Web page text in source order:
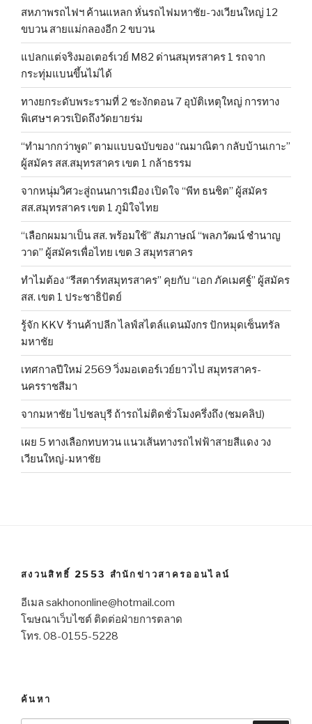
สหภาพรถไฟฯ ค้านแหลก หั่นรถไฟมหาชัย-วงเวียนใหญ่ 12
ขบวน สายแม่กลองอีก 2 ขบวน
แปลกแต่จริงมอเตอร์เวย์ M82 ด่านสมุทรสาคร 1 รถจาก
กระทุ่มแบนขึ้นไม่ได้
ทางยกระดับพระรามที่ 2 ชะงักตอน 7 อุบัติเหตุใหญ่ การทาง
พิเศษฯ ควรเปิดถึงวัดยายร่ม
“ทำมากกว่าพูด” ตามแบบฉบับของ “ณมาณิตา กลับบ้านเกาะ”
ผู้สมัคร สส.สมุทรสาคร เขต 1 กล้าธรรม
จากหนุ่มวิศวะสู่ถนนการเมือง เปิดใจ “พีท ธนชิต” ผู้สมัคร
สส.สมุทรสาคร เขต 1 ภูมิใจไทย
“เลือกผมมาเป็น สส. พร้อมใช้” สัมภาษณ์ “พลภวัฒน์ ชำนาญ
วาด” ผู้สมัครเพื่อไทย เขต 3 สมุทรสาคร
ทำไมต้อง “รีสตาร์ทสมุทรสาคร” คุยกับ “เอก ภัคเมศฐ์” ผู้สมัคร
สส. เขต 1 ประชาธิปัตย์
รู้จัก KKV ร้านค้าปลีก ไลฟ์สไตล์แดนมังกร ปักหมุดเซ็นทรัล
มหาชัย
เทศกาลปีใหม่ 2569 วิ่งมอเตอร์เวย์ยาวไป สมุทรสาคร-
นครราชสีมา
จากมหาชัย ไปชลบุรี ถ้ารถไม่ติดชั่วโมงครึ่งถึง (ชมคลิป)
เผย 5 ทางเลือกทบทวน แนวเส้นทางรถไฟฟ้าสายสีแดง วง
เวียนใหญ่-มหาชัย
สงวนสิทธิ์ 2553 สำนักข่าวสาครออนไลน์
อีเมล sakhononline@hotmail.com
โฆษณาเว็บไซต์ ติดต่อฝ่ายการตลาด
โทร. 08-0155-5228
ค้นหา